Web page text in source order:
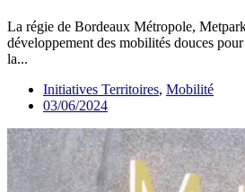
La régie de Bordeaux Métropole,
développement des mobilités douces
la...
Initiatives Territoires, Mobilité
03/06/2024